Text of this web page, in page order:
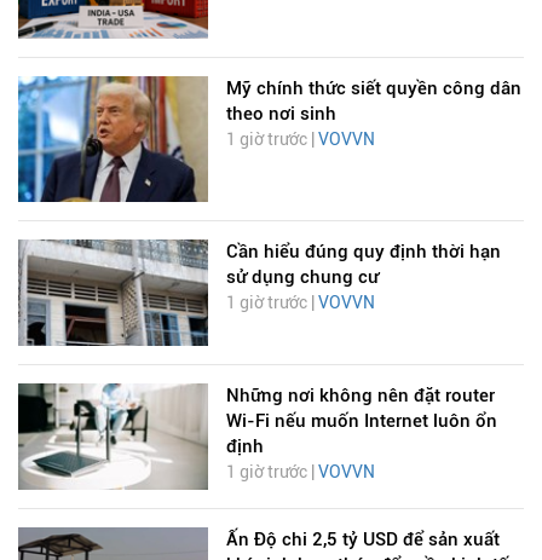
Mỹ chính thức siết quyền công dân
theo nơi sinh
1 giờ trước | VOVVN
Cần hiểu đúng quy định thời hạn
sử dụng chung cư
1 giờ trước | VOVVN
Những nơi không nên đặt router
Wi-Fi nếu muốn Internet luôn ổn
định
1 giờ trước | VOVVN
Ấn Độ chi 2,5 tỷ USD để sản xuất